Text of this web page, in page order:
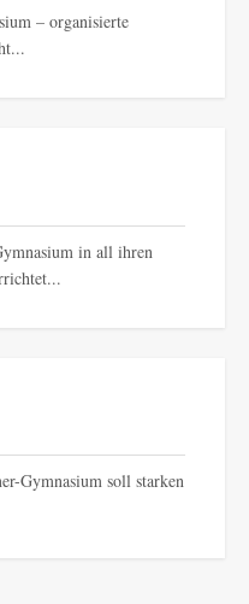
– organisierte
in all ihren
Gymnasium soll starken